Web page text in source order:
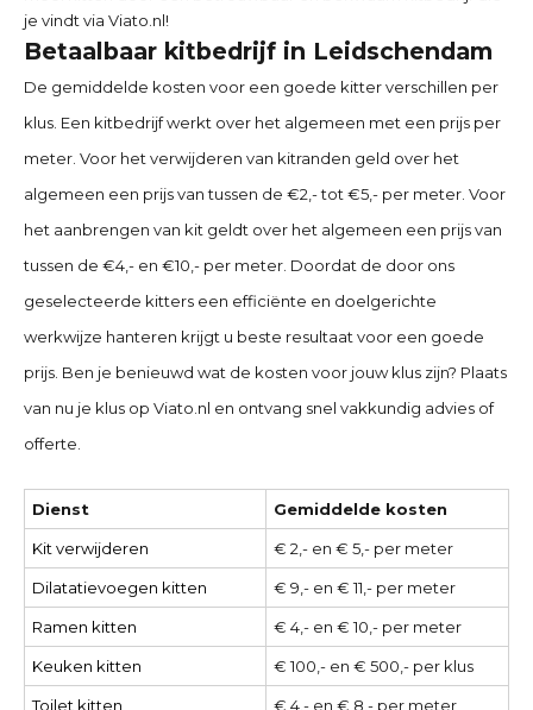
je vindt via Viato.nl!
Betaalbaar kitbedrijf in Leidschendam
De gemiddelde kosten voor een goede kitter verschillen per
klus. Een kitbedrijf werkt over het algemeen met een prijs per
meter. Voor het verwijderen van kitranden geld over het
algemeen een prijs van tussen de €2,- tot €5,- per meter. Voor
het aanbrengen van kit geldt over het algemeen een prijs van
tussen de €4,- en €10,- per meter. Doordat de door ons
geselecteerde kitters een efficiënte en doelgerichte
werkwijze hanteren krijgt u beste resultaat voor een goede
prijs. Ben je benieuwd wat de kosten voor jouw klus zijn? Plaats
van nu je klus op Viato.nl en ontvang snel vakkundig advies of
offerte.
Dienst Gemiddelde kosten
Kit verwijderen € 2,- en € 5,- per meter
Dilatatievoegen kitten € 9,- en € 11,- per meter
Ramen kitten € 4,- en € 10,- per meter
Keuken kitten € 100,- en € 500,- per klus
Toilet kitten € 4,- en € 8,- per meter